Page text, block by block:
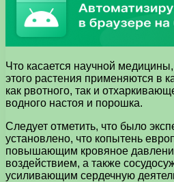
Что касается научной
этого растения применяются в
как рвотного, так и
водного настоя и порошка.
Следует отметить, что было
установлено, что копытень
повышающим кровяное
воздействием, а также
усиливающим сердечную